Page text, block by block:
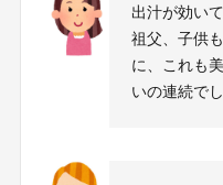
出汁が効い
祖父、子供
に、これも
いの連続でし